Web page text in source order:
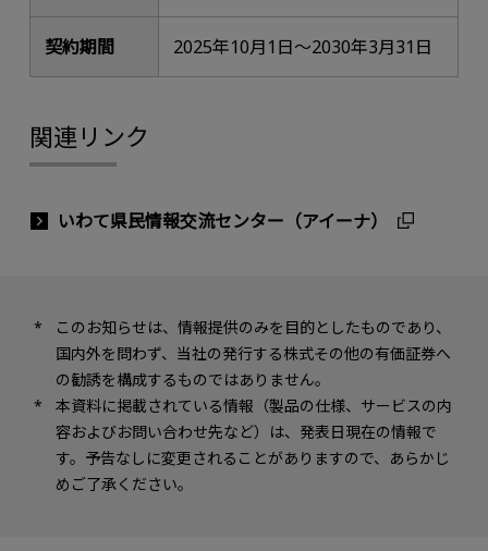
契約期間 2025年10月1日～2030年3月31日
関連リンク
いわて県民情報交流センター（アイーナ）
このお知らせは、情報提供のみを目的としたものであり、
国内外を問わず、当社の発行する株式その他の有価証券へ
の勧誘を構成するものではありません。
本資料に掲載されている情報（製品の仕様、サービスの内
容およびお問い合わせ先など）は、発表日現在の情報で
す。予告なしに変更されることがありますので、あらかじ
めご了承ください。